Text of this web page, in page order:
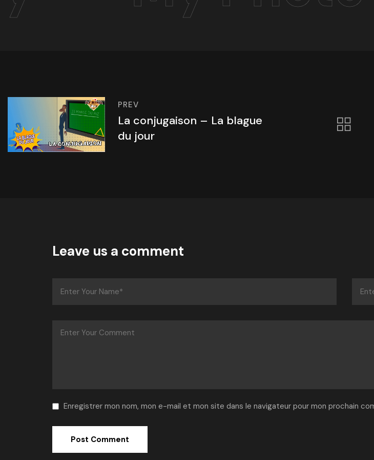
PREV
La conjugaison – La blague
du jour
Leave us a comment
Enregistrer mon nom, mon e-mail et mon site dans le navigateur pour mon prochain